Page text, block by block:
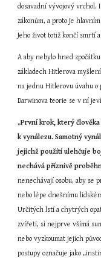
dosavadní vývojový vrchol.
zákonům, a proto je
Jeho život totiž končí smrtí
A aby nebylo hned
základech Hitlerova
na jednu Hitlerovu úvahu
Darwinova teorie se v ní
„První krok, který
k vynálezu. Samotný
jejichž použití ulehčuje
nechává příznivě
nenechávají osobu, aby se
nebo lépe dnešnímu
Určitých lstí a chytrých
zvířeti, si nejprve všímá
nebo vyzkoumat jejich
postupy označuje jako